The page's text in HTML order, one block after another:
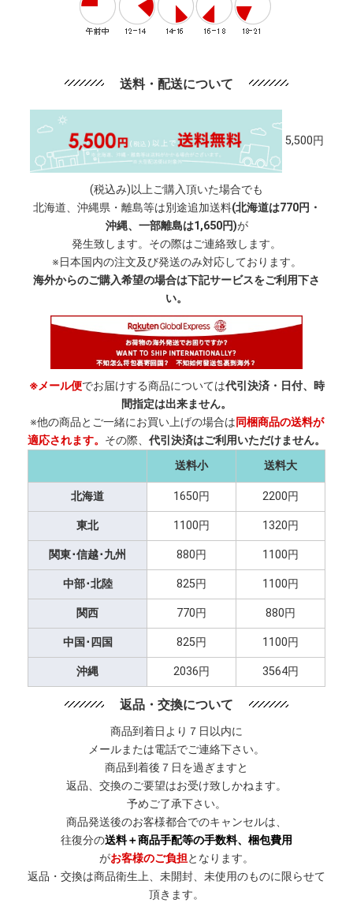
送料・配送について
5,500円
(税込み)以上ご購入頂いた場合でも
北海道、沖縄県・離島等は別途追加送料(北海道は770円・
沖縄、一部離島は1,650円)が
発生致します。その際はご連絡致します。
※日本国内の注文及び発送のみ対応しております。
海外からのご購入希望の場合は下記サービスをご利用下さ
い。
※メール便でお届けする商品については代引決済・日付、時
間指定は出来ません。
※他の商品とご一緒にお買い上げの場合は同梱商品の送料が
適応されます。 その際、 代引決済はご利用いただけません。
送料小
送料大
北海道 1650円 2200円
東北 1100円 1320円
関東･信越･九州 880円 1100円
中部･北陸 825円 1100円
関西 770円 880円
中国･四国 825円 1100円
沖縄 2036円 3564円
返品・交換について
商品到着日より７日以内に
メールまたは電話でご連絡下さい。
商品到着後７日を過ぎますと
返品、交換のご要望はお受け致しかねます。
予めご了承下さい。
商品発送後のお客様都合でのキャンセルは、
往復分の送料＋商品手配等の手数料、梱包費用
がお客様のご負担となります。
返品・交換は商品衛生上、未開封、未使用のものに限らせて
頂きます。